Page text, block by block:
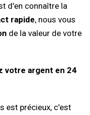
d'en connaître la
rapide, nous vous
de la valeur de votre
votre argent en 24
est précieux, c'est